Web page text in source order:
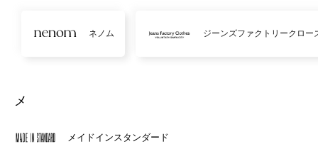
ネノム ジーンズファクトリークロー
メ
メイドインスタンダード